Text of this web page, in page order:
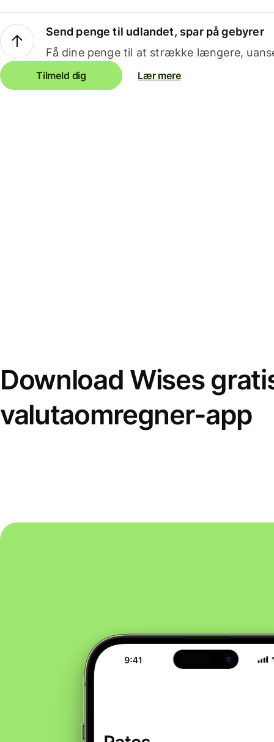
Send penge til udlandet, spar på gebyrer
Få dine penge til at strække længere,
Tilmeld dig Lær mere
Download Wises
valutaomregner-app